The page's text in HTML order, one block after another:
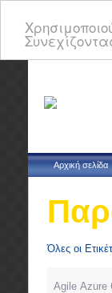
Αρχική σελίδα
Όλες οι
Agile Azure